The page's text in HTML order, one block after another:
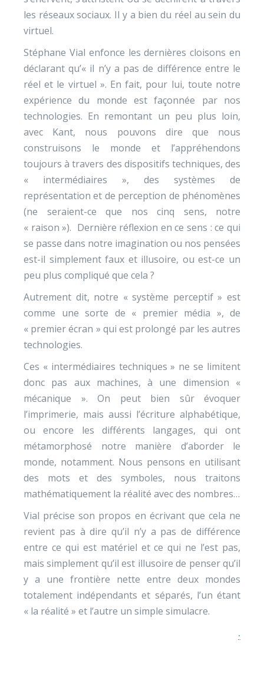
les réseaux sociaux. Il y a bien du réel au sein du
virtuel.
Stéphane Vial enfonce les dernières cloisons en
déclarant qu’« il n’y a pas de différence entre le
réel et le virtuel ». En fait, pour lui, toute notre
expérience du monde est façonnée par nos
technologies. En remontant un peu plus loin,
avec Kant, nous pouvons dire que nous
construisons le monde et l’appréhendons
toujours à travers des dispositifs techniques, des
« intermédiaires », des systèmes de
représentation et de perception de phénomènes
(ne seraient-ce que nos cinq sens, notre
« raison »). Dernière réflexion en ce sens : ce qui
se passe dans notre imagination ou nos pensées
est-il simplement faux et illusoire, ou est-ce un
peu plus compliqué que cela ?
Autrement dit, notre « système perceptif » est
comme une sorte de « premier média », de
« premier écran » qui est prolongé par les autres
technologies.
Ces « intermédiaires techniques » ne se limitent
donc pas aux machines, à une dimension «
mécanique ». On peut bien sûr évoquer
l’imprimerie, mais aussi l’écriture alphabétique,
ou encore les différents langages, qui ont
métamorphosé notre manière d’aborder le
monde, notamment. Nous pensons en utilisant
des mots et des symboles, nous traitons
mathématiquement la réalité avec des nombres…
Vial précise son propos en écrivant que cela ne
revient pas à dire qu’il n’y a pas de différence
entre ce qui est matériel et ce qui ne l’est pas,
mais simplement qu’il est illusoire de penser qu’il
y a une frontière nette entre deux mondes
totalement indépendants et séparés, l’un étant
« la réalité » et l’autre un simple simulacre.
.